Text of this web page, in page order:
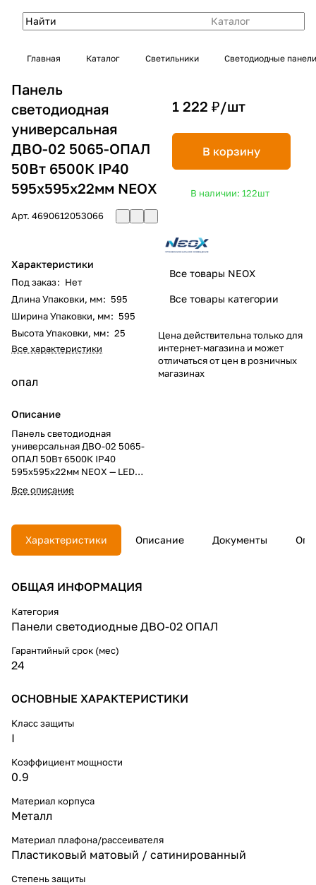
Каталог
Главная Каталог Светильники Светодиодные панели
Панель
светодиодная
универсальная
ДВО-02 5065-ОПАЛ
50Вт 6500К IP40
595х595х22мм NEOX
Арт. 4690612053066
Характеристики
Под заказ: Нет
Длина Упаковки, мм: 595
Ширина Упаковки, мм: 595
Высота Упаковки, мм: 25
Все характеристики
опал
Описание
Панель светодиодная
универсальная ДВО-02 5065-
ОПАЛ 50Вт 6500К IP40
595х595х22мм NEOX — LED
панель для внутреннего
освещения. Мощность 50 Вт и
применяются в офисах,
торговых и административных
помещениях, опаловый
Все описание
1 222 ₽/шт
В корзину
В наличии: 122шт
Все товары NEOX
Все товары категории
Цена действительна только для
интернет-магазина и может
отличаться от цен в розничных
магазинах
Характеристики Описание Документы
ОБЩАЯ ИНФОРМАЦИЯ
Категория
Панели светодиодные ДВО-02 ОПАЛ
Гарантийный срок (мес)
24
ОСНОВНЫЕ ХАРАКТЕРИСТИКИ
Класс защиты
I
Коэффициент мощности
0.9
Материал корпуса
Металл
Материал плафона/рассеивателя
Пластиковый матовый / сатинированный
Степень защиты